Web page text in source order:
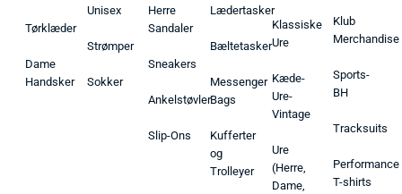
Tørklæder
Dame
Handsker
Unisex
Strømper
Sokker
Herre
Sandaler
Sneakers
Ankelstøvler
Slip-Ons
Lædertasker
Bæltetasker
Messenger
Bags
Kufferter
og
Trolleyer
Klassiske
Ure
Kæde-
Ure-
Vintage
Ure
(Herre,
Dame,
Klub
Merchandise
Sports-
BH
Tracksuits
Performance
T-shirts